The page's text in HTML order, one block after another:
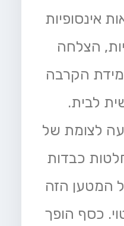
אינסופיות
הצלחה
הקרבה
לבית.
לצומת של
כבדות
המטען הזה
כסף הופך